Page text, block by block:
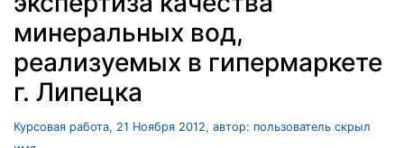
минеральных вод,
реализуемых в гипермаркете
г. Липецка
Курсовая работа, 21 Ноября 2012, автор: пользователь скрыл